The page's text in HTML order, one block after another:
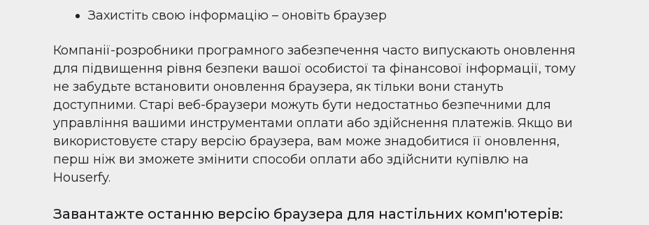
Захистіть свою інформацію – оновіть браузер
Компанії-розробники програмного забезпечення часто випускають оновлення
для підвищення рівня безпеки вашої особистої та фінансової інформації, тому
не забудьте встановити оновлення браузера, як тільки вони стануть
доступними. Старі веб-браузери можуть бути недостатньо безпечними для
управління вашими инструментами оплати або здійснення платежів. Якщо ви
використовуєте стару версію браузера, вам може знадобитися її оновлення,
перш ніж ви зможете змінити способи оплати або здійснити купівлю на
Houserfy.
Завантажте останню версію браузера для настільних комп'ютерів: